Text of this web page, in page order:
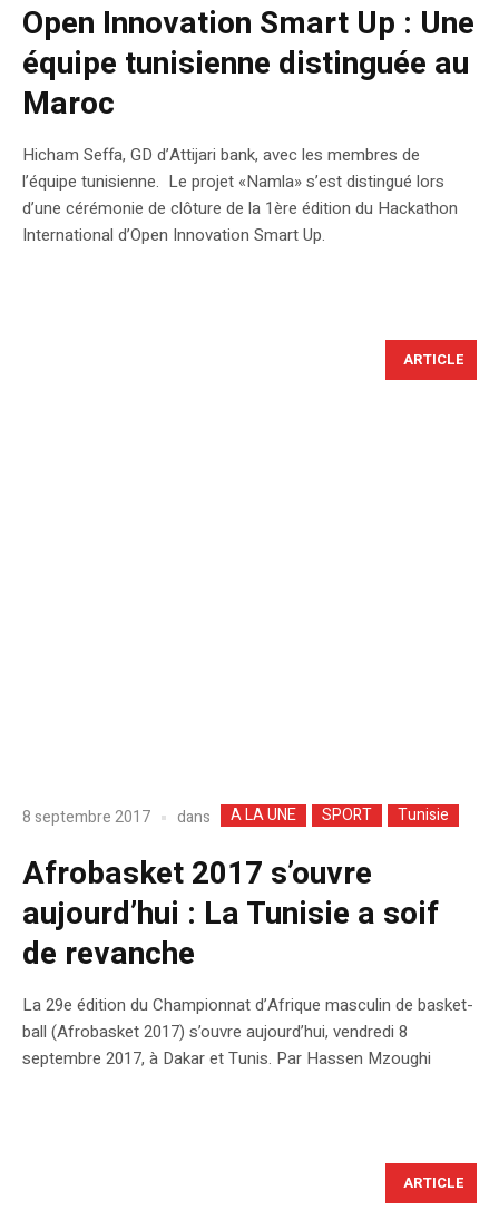
Open Innovation Smart Up : Une
équipe tunisienne distinguée au
Maroc
Hicham Seffa, GD d’Attijari bank, avec les membres de
l’équipe tunisienne. Le projet «Namla» s’est distingué lors
d’une cérémonie de clôture de la 1ère édition du Hackathon
International d’Open Innovation Smart Up.
ARTICLE
8 septembre 2017 dans A LA UNE SPORT Tunisie
Afrobasket 2017 s’ouvre
aujourd’hui : La Tunisie a soif
de revanche
La 29e édition du Championnat d’Afrique masculin de basket-
ball (Afrobasket 2017) s’ouvre aujourd’hui, vendredi 8
septembre 2017, à Dakar et Tunis. Par Hassen Mzoughi
ARTICLE